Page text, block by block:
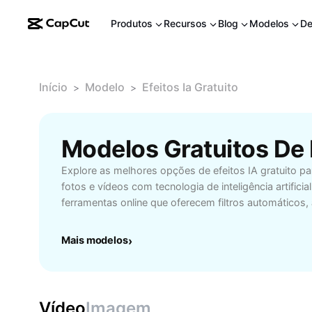
Produtos Recursos Blog Modelos
Início > Modelo > Efeitos Ia Gratuito
Explore as melhores opções de efeitos IA gratuito
fotos e vídeos com tecnologia de inteligência
ferramentas online que oferecem filtros automáticos,
amadores e profissionais de edição. Utilize os efeitos
avançados. Seja para redes sociais, portfólios
Mais modelos›